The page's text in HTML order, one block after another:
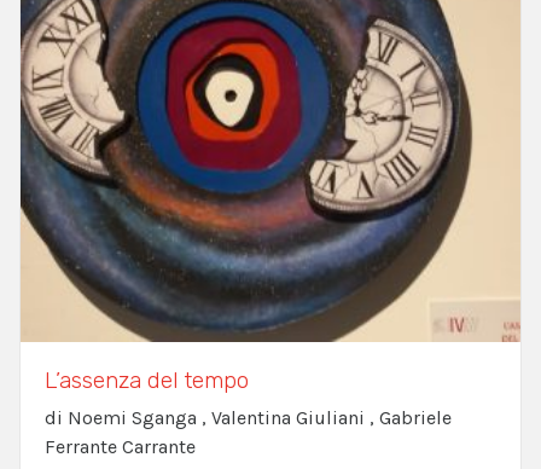
L’assenza del tempo
di Noemi Sganga , Valentina Giuliani , Gabriele
Ferrante Carrante